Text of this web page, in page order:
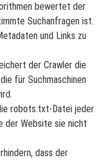
bewertet der
Suchanfragen ist.
und Links zu
der Crawler die
für Suchmaschinen
robots.txt-Datei jeder
der Website sie nicht
dass der